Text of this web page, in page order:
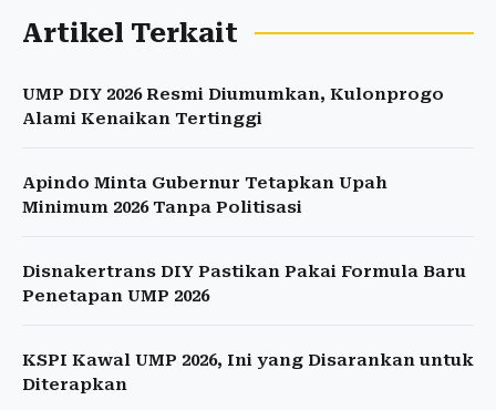
Artikel Terkait
UMP DIY 2026 Resmi Diumumkan, Kulonprogo
Alami Kenaikan Tertinggi
Apindo Minta Gubernur Tetapkan Upah
Minimum 2026 Tanpa Politisasi
Disnakertrans DIY Pastikan Pakai Formula Baru
Penetapan UMP 2026
KSPI Kawal UMP 2026, Ini yang Disarankan untuk
Diterapkan